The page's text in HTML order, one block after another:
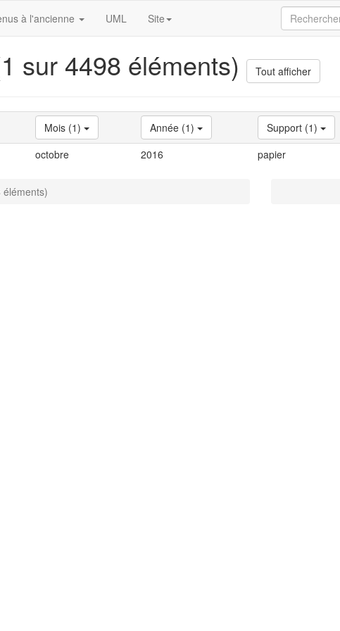
à l'ancienne UML Site
sur 4498 éléments) Tout afficher
Mois (1) Année (1) Support (1)
octobre 2016 papier